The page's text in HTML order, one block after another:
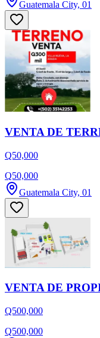
Guatemala City, 01
VENTA DE
Q50,000
Q50,000
Guatemala City, 01
VENTA DE
Q500,000
Q500,000